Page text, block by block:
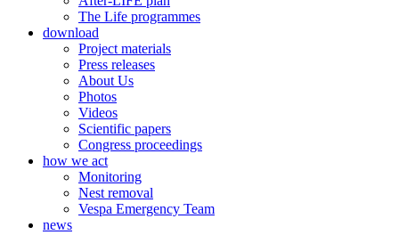
The Life programmes
download
Project materials
Press releases
About Us
Photos
Videos
Scientific papers
Congress proceedings
how we act
Monitoring
Nest removal
Vespa Emergency Team
news